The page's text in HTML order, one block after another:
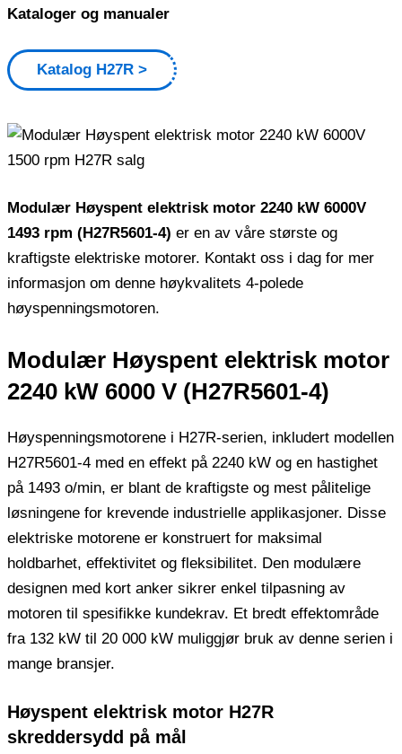
Kataloger og manualer
Katalog H27R
Modulær Høyspent elektrisk motor 2240 kW 6000V
1493 rpm (H27R5601-4) er en av våre største og
kraftigste elektriske motorer. Kontakt oss i dag for mer
informasjon om denne høykvalitets 4-polede
høyspenningsmotoren.
Modulær Høyspent elektrisk motor
2240 kW 6000 V (H27R5601-4)
Høyspenningsmotorene i H27R-serien, inkludert modellen
H27R5601-4 med en effekt på 2240 kW og en hastighet
på 1493 o/min, er blant de kraftigste og mest pålitelige
løsningene for krevende industrielle applikasjoner. Disse
elektriske motorene er konstruert for maksimal
holdbarhet, effektivitet og fleksibilitet. Den modulære
designen med kort anker sikrer enkel tilpasning av
motoren til spesifikke kundekrav. Et bredt effektområde
fra 132 kW til 20 000 kW muliggjør bruk av denne serien i
mange bransjer.
Høyspent elektrisk motor H27R
skreddersydd på mål